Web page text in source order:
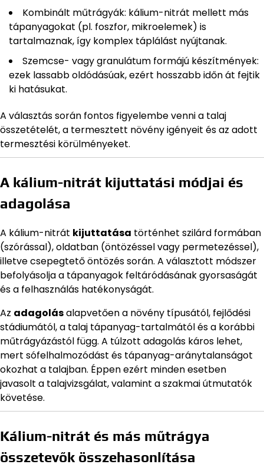
Kombinált műtrágyák: kálium-nitrát mellett más
tápanyagokat (pl. foszfor, mikroelemek) is
tartalmaznak, így komplex táplálást nyújtanak.
Szemcse- vagy granulátum formájú készítmények:
ezek lassabb oldódásúak, ezért hosszabb időn át fejtik
ki hatásukat.
A választás során fontos figyelembe venni a talaj
összetételét, a termesztett növény igényeit és az adott
termesztési körülményeket.
A kálium-nitrát kijuttatási módjai és
adagolása
A kálium-nitrát kijuttatása történhet szilárd formában
(szórással), oldatban (öntözéssel vagy permetezéssel),
illetve csepegtető öntözés során. A választott módszer
befolyásolja a tápanyagok feltáródásának gyorsaságát
és a felhasználás hatékonyságát.
Az adagolásalapvetően a növény típusától, fejlődési
stádiumától, a talaj tápanyag-tartalmától és a korábbi
műtrágyázástól függ. A túlzott adagolás káros lehet,
mert sófelhalmozódást és tápanyag-aránytalanságot
okozhat a talajban. Éppen ezért minden esetben
javasolt a talajvizsgálat, valamint a szakmai útmutatók
követése.
Kálium-nitrát és más műtrágya
összetevők összehasonlítása